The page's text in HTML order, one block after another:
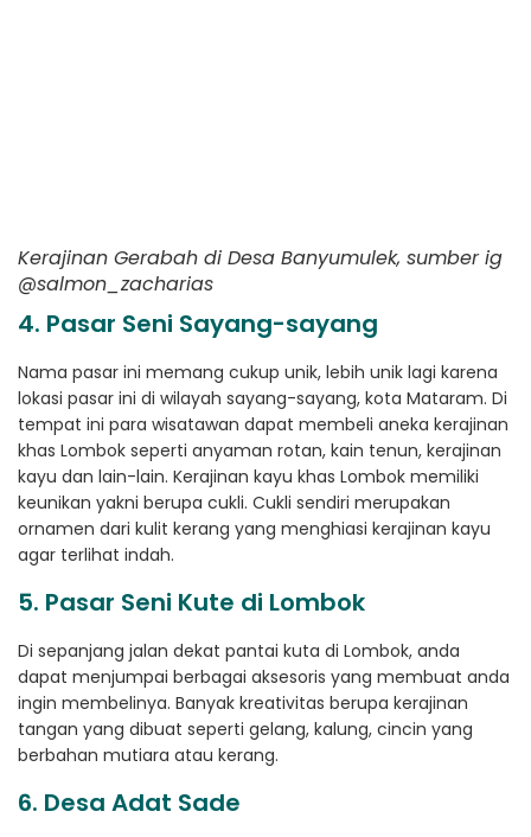
Kerajinan Gerabah di Desa Banyumulek, sumber ig
@salmon_zacharias
4. Pasar Seni Sayang-sayang
Nama pasar ini memang cukup unik, lebih unik lagi karena
lokasi pasar ini di wilayah sayang-sayang, kota Mataram. Di
tempat ini para wisatawan dapat membeli aneka kerajinan
khas Lombok seperti anyaman rotan, kain tenun, kerajinan
kayu dan lain-lain. Kerajinan kayu khas Lombok memiliki
keunikan yakni berupa cukli. Cukli sendiri merupakan
ornamen dari kulit kerang yang menghiasi kerajinan kayu
agar terlihat indah.
5. Pasar Seni Kute di Lombok
Di sepanjang jalan dekat pantai kuta di Lombok, anda
dapat menjumpai berbagai aksesoris yang membuat anda
ingin membelinya. Banyak kreativitas berupa kerajinan
tangan yang dibuat seperti gelang, kalung, cincin yang
berbahan mutiara atau kerang.
6. Desa Adat Sade